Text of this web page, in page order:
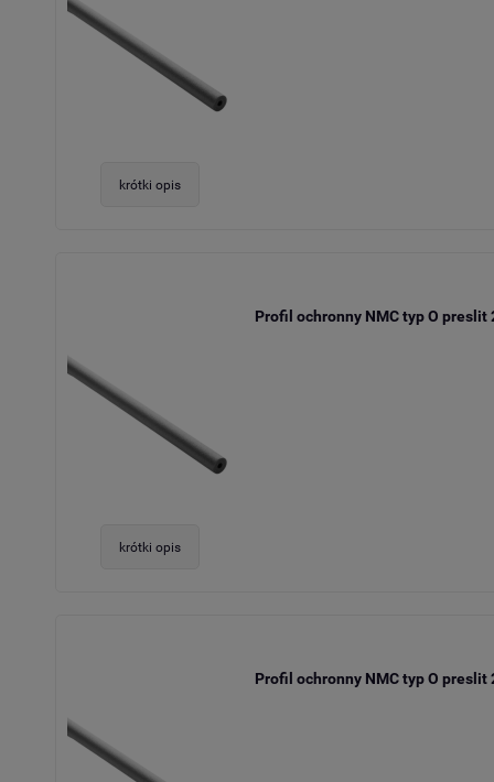
krótki opis
Profil ochronny NMC typ O preslit
krótki opis
Profil ochronny NMC typ O preslit